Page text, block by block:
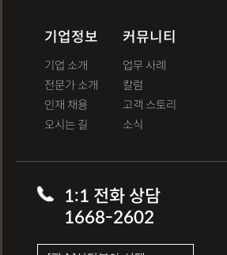
기업정보
기업 소개
전문가 소개
인재 채용
오시는 길
커뮤니티
업무 사례
칼럼
고객 스토리
소식
1:1 전화 상담
1668-2602